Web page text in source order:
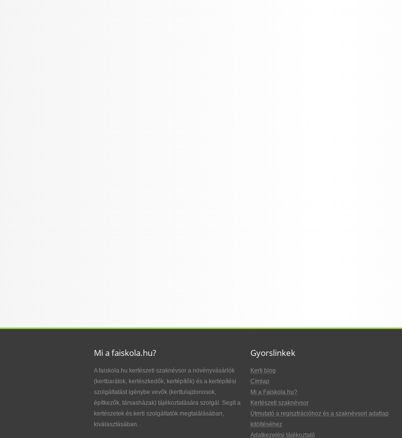
Mi a faiskola.hu?
A faiskola.hu kertészeti szaknévsor a növényvásárlók
(kertbarátok, kertészkedők, kertépítők) és a kertépítési
szolgáltatást igénybe vevők (kerttulajdonosok,
építkezők, társasházak) tájékoztatására szolgál. Segít a
kertészetek és kerti szolgáltatók megtalálásában,
kiválasztásában.
Gyorslinkek
Kerti blog
Címlap
Mi a Faiskola.hu?
Kertészeti szaknévsor
Útmutató a regisztrációhoz és a szaknévsori adatlap
kitöltéséhez
Adatkezelési tájékoztató